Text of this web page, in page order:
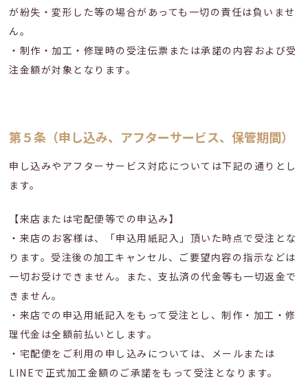
が紛失・変形した等の場合があっても一切の責任は負いませ
ん。
・制作・加工・修理時の受注伝票または承諾の内容および受
注金額が対象となります。
第５条（申し込み、アフターサービス、保管期間）
申し込みやアフターサービス対応については下記の通りとし
ます。
【来店または宅配便等での申込み】
・来店のお客様は、「申込用紙記入」頂いた時点で受注とな
ります。受注後の加工キャンセル、ご要望内容の指示などは
一切お受けできません。また、支払済の代金等も一切返金で
きません。
・来店での申込用紙記入をもって受注とし、制作・加工・修
理代金は全額前払いとします。
・宅配便をご利用の申し込みについては、メールまたは
LINEで正式加工金額のご承諾をもって受注となります。